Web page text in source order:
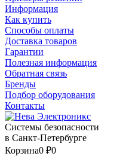
Информация
Как купить
Способы оплаты
Доставка товаров
Гарантии
Полезная информация
Обратная связь
Бренды
Подбор оборудования
Контакты
Системы безопасности
в Санкт-Петербурге
Корзина0 ₽0